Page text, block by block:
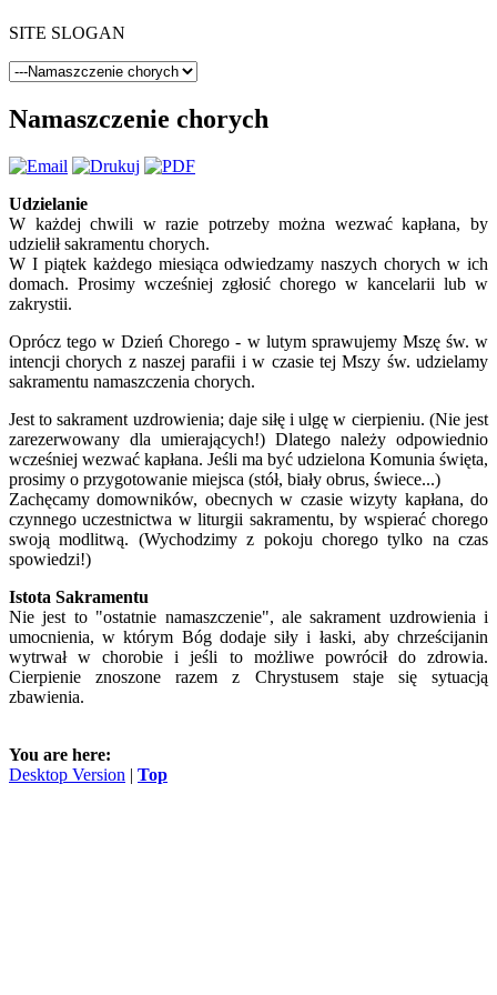
SITE SLOGAN
Namaszczenie chorych
Udzielanie
W każdej chwili w razie potrzeby można wezwać kapłana, by
udzielił sakramentu chorych.
W I piątek każdego miesiąca odwiedzamy naszych chorych w ich
domach. Prosimy wcześniej zgłosić chorego w kancelarii lub w
zakrystii.
Oprócz tego w Dzień Chorego - w lutym sprawujemy Mszę św. w
intencji chorych z naszej parafii i w czasie tej Mszy św. udzielamy
sakramentu namaszczenia chorych.
Jest to sakrament uzdrowienia; daje siłę i ulgę w cierpieniu. (Nie jest
zarezerwowany dla umierających!) Dlatego należy odpowiednio
wcześniej wezwać kapłana. Jeśli ma być udzielona Komunia święta,
prosimy o przygotowanie miejsca (stół, biały obrus, świece...)
Zachęcamy domowników, obecnych w czasie wizyty kapłana, do
czynnego uczestnictwa w liturgii sakramentu, by wspierać chorego
swoją modlitwą. (Wychodzimy z pokoju chorego tylko na czas
spowiedzi!)
Istota Sakramentu
Nie jest to "ostatnie namaszczenie", ale sakrament uzdrowienia i
umocnienia, w którym Bóg dodaje siły i łaski, aby chrześcijanin
wytrwał w chorobie i jeśli to możliwe powrócił do zdrowia.
Cierpienie znoszone razem z Chrystusem staje się sytuacją
zbawienia.
You are here:
Desktop Version | Top